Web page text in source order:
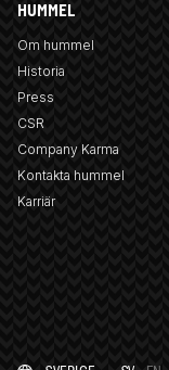
HUMMEL
Om hummel
Historia
Press
CSR
Company Karma
Kontakta hummel
Karriär